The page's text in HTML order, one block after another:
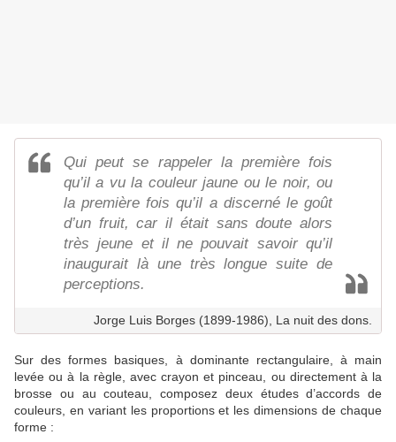
Qui peut se rappeler la première fois
qu’il a vu la couleur jaune ou le noir, ou
la première fois qu’il a discerné le goût
d’un fruit, car il était sans doute alors
très jeune et il ne pouvait savoir qu’il
inaugurait là une très longue suite de
perceptions.
Jorge Luis Borges (1899-1986), La nuit des dons.
Sur des formes basiques, à dominante rectangulaire, à main
levée ou à la règle, avec crayon et pinceau, ou directement à la
brosse ou au couteau, composez deux études d’accords de
couleurs, en variant les proportions et les dimensions de chaque
forme :